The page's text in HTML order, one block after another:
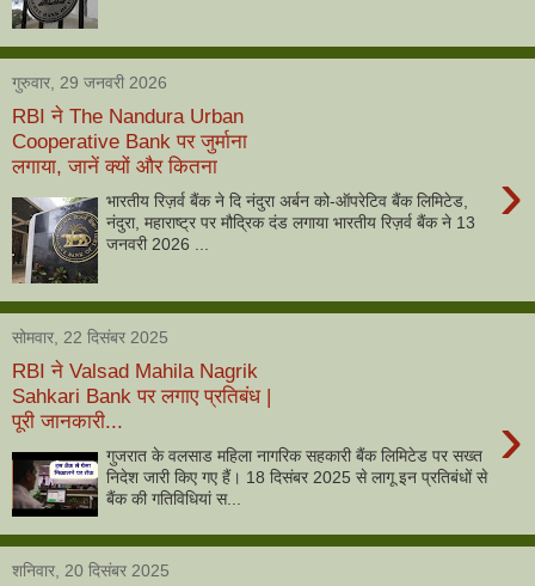
गुरुवार, 29 जनवरी 2026
RBI ने The Nandura Urban
Cooperative Bank पर जुर्माना
लगाया, जानें क्यों और कितना
›
भारतीय रिज़र्व बैंक ने दि नंदुरा अर्बन को-ऑपरेटिव बैंक लिमिटेड,
नंदुरा, महाराष्ट्र पर मौद्रिक दंड लगाया भारतीय रिज़र्व बैंक ने 13
जनवरी 2026 ...
सोमवार, 22 दिसंबर 2025
RBI ने Valsad Mahila Nagrik
Sahkari Bank पर लगाए प्रतिबंध |
पूरी जानकारी...
›
गुजरात के वलसाड महिला नागरिक सहकारी बैंक लिमिटेड पर सख्त
निदेश जारी किए गए हैं। 18 दिसंबर 2025 से लागू इन प्रतिबंधों से
बैंक की गतिविधियां स...
शनिवार, 20 दिसंबर 2025